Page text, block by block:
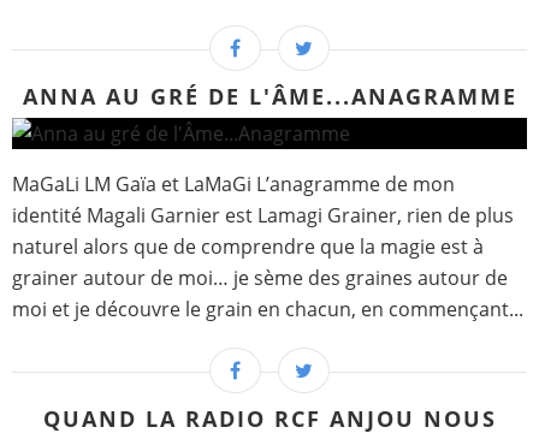
ANNA AU GRÉ DE L'ÂME...ANAGRAMME
MaGaLi LM Gaïa et LaMaGi L’anagramme de mon
identité Magali Garnier est Lamagi Grainer, rien de plus
naturel alors que de comprendre que la magie est à
grainer autour de moi… je sème des graines autour de
moi et je découvre le grain en chacun, en commençant...
QUAND LA RADIO RCF ANJOU NOUS